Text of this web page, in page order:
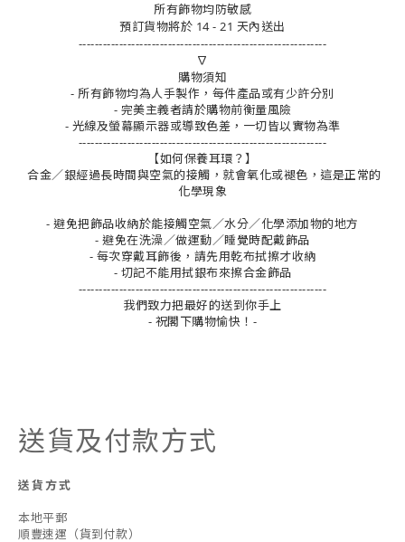
所有飾物均防敏感
預訂貨物將於 14 - 21 天內送出
-------------------------------------------------------------
∇
購物須知
- 所有飾物均為人手製作，每件產品或有少許分別
- 完美主義者請於購物前衡量風險
- 光線及螢幕顯示器或導致色差，一切皆以實物為準
-------------------------------------------------------------
【如何保養耳環？】
合金／銀經過長時間與空氣的接觸，就會氧化或褪色，這是正常的
化學現象
- 避免把飾品收納於能接觸空氣／水分／化學添加物的地方
- 避免在洗澡／做運動／睡覺時配戴飾品
- 每次穿戴耳飾後，請先用乾布拭擦才收納
- 切記不能用拭銀布來擦合金飾品
-------------------------------------------------------------
我們致力把最好的送到你手上
- 祝閣下購物愉快！-
送貨及付款方式
送貨方式
本地平郵
順豐速運（貨到付款）